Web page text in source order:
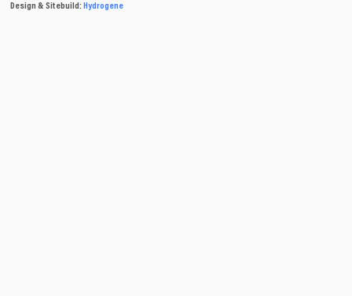
Design & Sitebuild: Hydrogene